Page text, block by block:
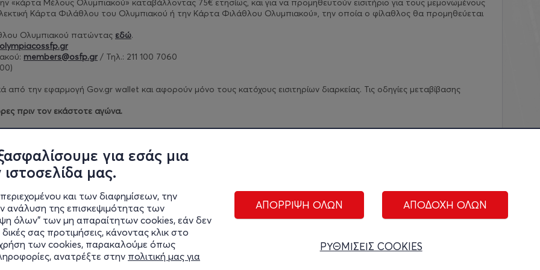
για εσάς μια
μας.
και των διαφημίσεων, την
ανάλυση της επισκεψιμότητας των
όλων" των μη απαραίτητων cookies, εάν δεν
σας προτιμήσεις, κάνοντας κλικ στο
χρήση των cookies, παρακαλούμε όπως
ανατρέξτε στην πολιτική μας για
ΑΠΟΡΡΙΨΗ ΟΛΩΝ ΑΠΟΔΟΧΗ ΟΛΩΝ
ΡΥΘΜΙΣΕΙΣ COOKIES
«κάρτα Μέλους Ολυμπιακού» καταβάλλοντας 75€ ετησίως, και για να προμηθευτούν εισιτήριο για τους μεμονωμένους
Κάρτα Φιλάθλου του Ολυμπιακού ή την Κάρτα Φιλάθλου Ολυμπιακού», την οποία ο φίλαθλος θα προμηθεύεται
Ολυμπιακού πατώντας εδώ.
members@osfp.gr / Τηλ.: 211 100 7060
από την εφαρμογή Gov.gr wallet και αφορούν μόνο τους κατόχους εισιτηρίων διαρκείας. Τις οδηγίες μεταβίβασης
πριν τον εκάστοτε αγώνα.
πατήστεεδώ.
ΑΚΟΛΟΥΘΗΣΤΕ ΜΑΣ: